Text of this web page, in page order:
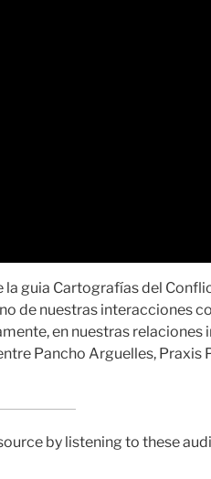
guia Cartografías del
de nuestras interacciones
en nuestras relaciones
Pancho Arguelles, Praxis
by listening to these